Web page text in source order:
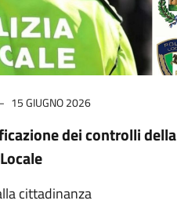
15 GIUGNO 2026
dei controlli della
cittadinanza